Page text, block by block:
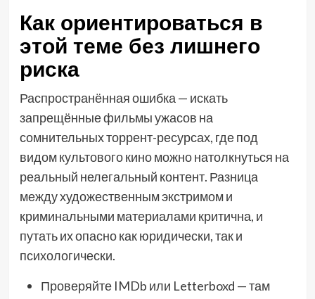
Как ориентироваться в
этой теме без лишнего
риска
Распространённая ошибка — искать
запрещённые фильмы ужасов на
сомнительных торрент-ресурсах, где под
видом культового кино можно натолкнуться на
реальный нелегальный контент. Разница
между художественным экстримом и
криминальными материалами критична, и
путать их опасно как юридически, так и
психологически.
Проверяйте IMDb или Letterboxd — там